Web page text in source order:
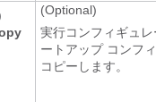
(Optional)
実行コンフィギュ
ートアップ コンフ
コピーします。